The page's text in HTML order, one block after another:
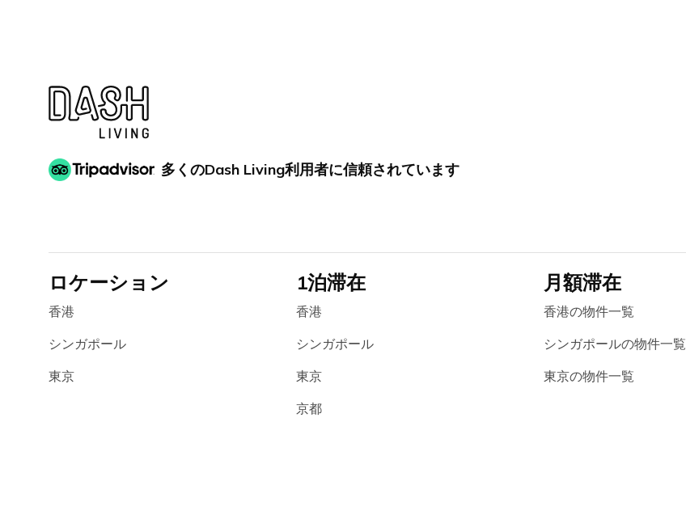
多くのDash Living利用者に信頼されています
ロケーション
香港
シンガポール
東京
1泊滞在
香港
シンガポール
東京
京都
月額滞在
香港の物件一覧
シンガポールの物件一覧
東京の物件一覧